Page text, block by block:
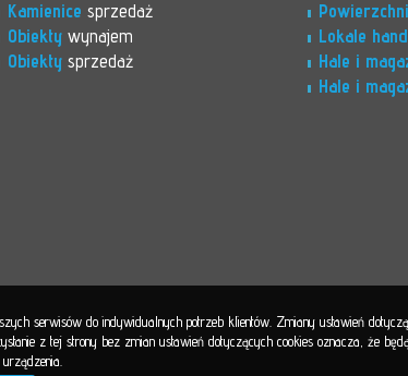
Kamienice sprzedaż
Obiekty wynajem
Obiekty sprzedaż
Lokale
Hale i
Hale i
serwisów do indywidualnych potrzeb klientów. Zmiany ustawień
z tej strony bez zmian ustawień dotyczących cookies oznacza, że